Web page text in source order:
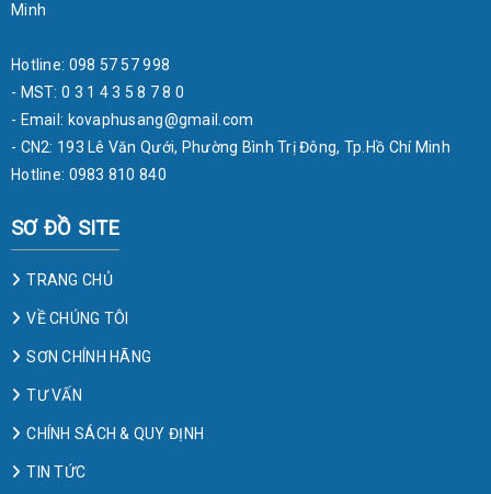
Minh
Hotline: 098 57 57 998
- MST: 0 3 1 4 3 5 8 7 8 0
- Email: kovaphusang@gmail.com
- CN2: 193 Lê Văn Qưới, Phường Bình Trị Đông, Tp.Hồ Chí Minh
Hotline: 0983 810 840
SƠ ĐỒ SITE
TRANG CHỦ
VỀ CHÚNG TÔI
SƠN CHÍNH HÃNG
TƯ VẤN
CHÍNH SÁCH & QUY ĐỊNH
TIN TỨC